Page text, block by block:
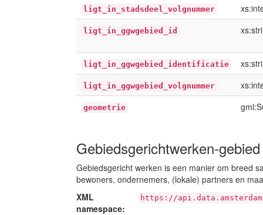
ligt_in_stadsdeel_volgnummer
ligt_in_ggwgebied_id
ligt_in_ggwgebied_identificatie
ligt_in_ggwgebied_volgnummer
geometrie
Gebiedsgerichtwerken-gebied
Gebiedsgericht werken is een manier om breed
bewoners, ondernemers, (lokale) partners en
XML
namespace:
https://